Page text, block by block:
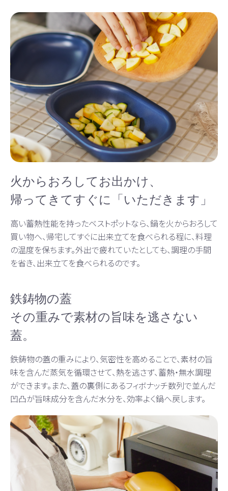
火からおろしてお出かけ、
帰ってきてすぐに「いただきます」
高い蓄熱性能を持ったベストポットなら、鍋を火からおろして
買い物へ、帰宅してすぐに出来立てを食べられる程に、料理
の温度を保ちます。外出で疲れていたとしても、調理の手間
を省き、出来立てを食べられるのです。
鉄鋳物の蓋
その重みで素材の旨味を逃さない
蓋。
鉄鋳物の蓋の重みにより、気密性を高めることで、素材の旨
味を含んだ蒸気を循環させて、熱を逃さず、蓄熱・無水調理
ができます。また、蓋の裏側にあるフィボナッチ数列で並んだ
凹凸が旨味成分を含んだ水分を、効率よく鍋へ戻します。